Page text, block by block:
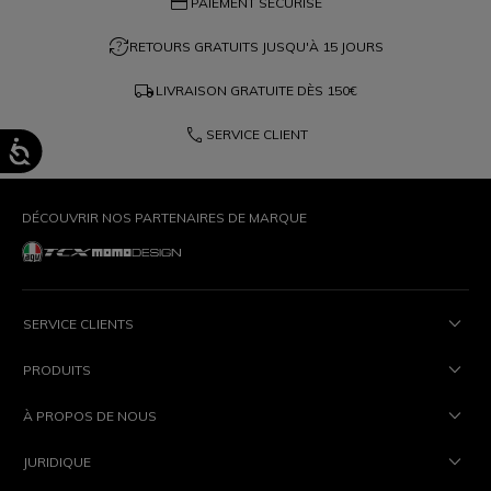
question_exchangeRETOURS GRATUITS JUSQU'À 15 JOURS
local_shipping LIVRAISON GRATUITE DÈS 150€
phone SERVICE CLIENT
DÉCOUVRIR NOS PARTENAIRES DE MARQUE
SERVICE CLIENTS
PRODUITS
À PROPOS DE NOUS
JURIDIQUE